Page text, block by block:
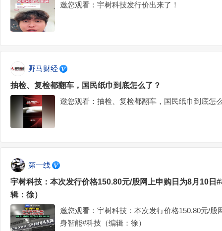
邀您观看：宇树科技发行价出来了！
野马财经
抽检、复检都翻车，国民纸巾到底怎么了？
邀您观看：抽检、复检都翻车，国民纸巾到底怎
第一线
宇树科技：本次发行价格150.80元/股网上申购日为8月10日
辑：徐）
邀您观看：宇树科技：本次发行价格150.80元/股
身智能#科技（编辑：徐）